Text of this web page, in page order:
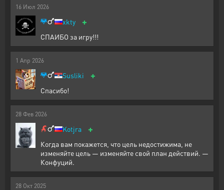
16 Июл 2026
xkty +
СПАИБО за игру!!!
1 Апр 2026
Susliki +
Спасибо!
28 Фев 2026
Kotjra +
Когда вам покажется, что цель недостижима, не
изменяйте цель — изменяйте свой план действий. —
Конфуций.
28 Окт 2025